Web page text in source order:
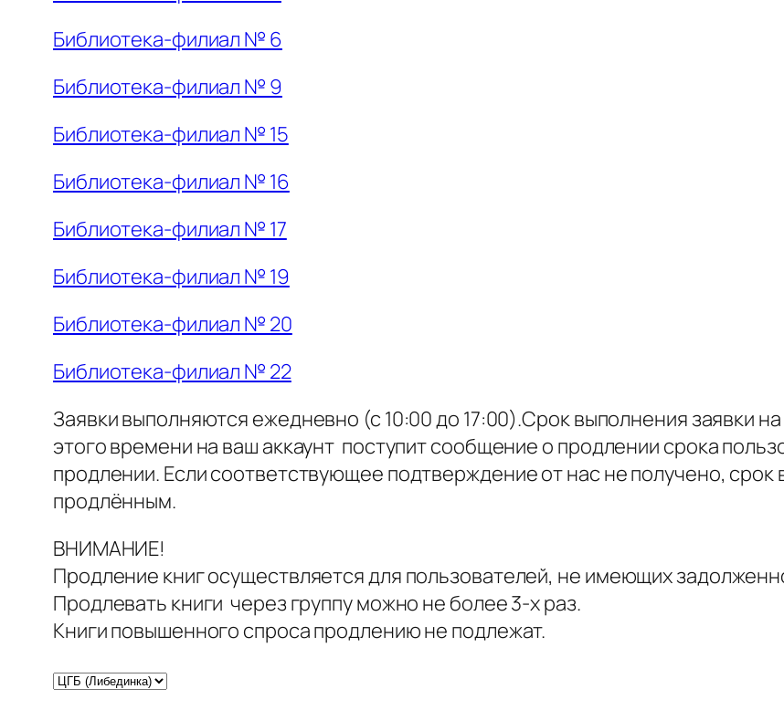
Библиотека-филиал № 6
Библиотека-филиал № 9
Библиотека-филиал № 15
Библиотека-филиал № 16
Библиотека-филиал № 17
Библиотека-филиал № 19
Библиотека-филиал № 20
Библиотека-филиал № 22
Заявки выполняются ежедневно (с 10:00 до 17:00).Срок выполнения заявки
этого времени на ваш аккаунт поступит сообщение о продлении срока
продлении. Если соответствующее подтверждение от нас не получено, срок
продлённым.
ВНИМАНИЕ!
Продление книг осуществляется для пользователей, не имеющих
Продлевать книги через группу можно не более 3-х раз.
Книги повышенного спроса продлению не подлежат.